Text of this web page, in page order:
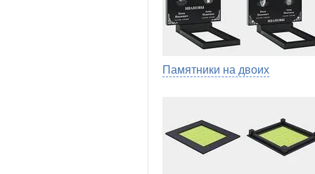
Памятники на двоих